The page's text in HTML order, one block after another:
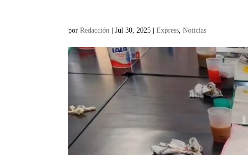
porRedacción |Jul 30, 2025 |Express ,Noticias